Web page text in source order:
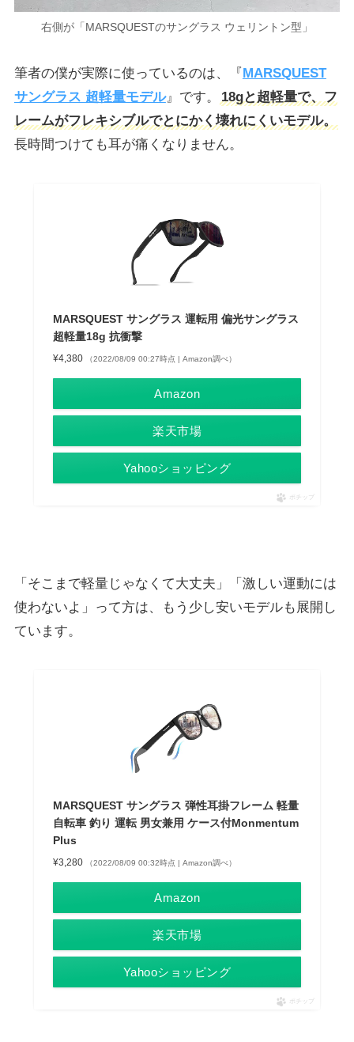
右側が「MARSQUESTのサングラス ウェリントン型」
筆者の僕が実際に使っているのは、『MARSQUEST
サングラス 超軽量モデル』です。
18gと超軽量で、フ
レームがフレキシブルでとにかく壊れにくいモデル。
長時間つけても耳が痛くなりません。
MARSQUEST サングラス 運転用 偏光サングラス
超軽量18g 抗衝撃
¥4,380 （2022/08/09 00:27時点 | Amazon調べ）
Amazon
楽天市場
Yahooショッピング
ポチップ
「そこまで軽量じゃなくて大丈夫」「激しい運動には
使わないよ」って方は、もう少し安いモデルも展開し
ています。
MARSQUEST サングラス 弾性耳掛フレーム 軽量
自転車 釣り 運転 男女兼用 ケース付Monmentum
Plus
¥3,280 （2022/08/09 00:32時点 | Amazon調べ）
Amazon
楽天市場
Yahooショッピング
ポチップ